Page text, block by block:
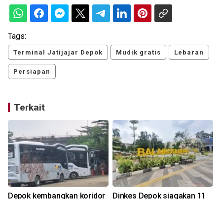
Tags:
Terminal Jatijajar Depok Mudik gratis Lebaran
Persiapan
Terkait
Depok kembangkan koridor Dinkes Depok siagakan 11